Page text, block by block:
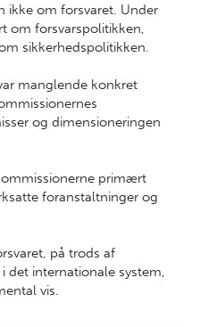
ikke om forsvaret. Under
om forsvarspolitikken,
sikkerhedspolitikken.
manglende konkret
og dimensioneringen
primært
foranstaltninger og
på trods af
internationale system,
vis.